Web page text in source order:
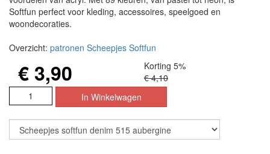
Softfun perfect voor kleding, accessoires, speelgoed en
woondecoraties.
Overzicht: patronen Scheepjes Softfun
€ 3,90
Korting 5%
€ 4,10